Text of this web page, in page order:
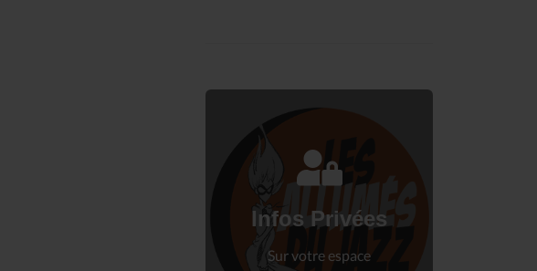
Infos Privées
Sur votre espace
Connectez-vous